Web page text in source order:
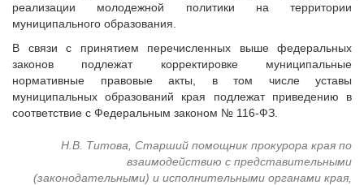
реализации молодежной политики на территории
муниципального образования.
В связи с принятием перечисленных выше федеральных
законов подлежат корректировке муниципальные
нормативные правовые акты, в том числе уставы
муниципальных образований края подлежат приведению в
соответствие с Федеральным законом № 116-ФЗ.
Н.В. Титова, Старший помощник прокурора края по
взаимодействию c представительными
(законодательными) и исполнительными органами края,